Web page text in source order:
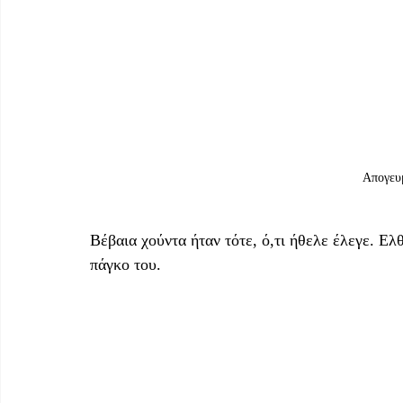
Βέβαια χούντα ήταν τότε, ό,τι ήθελε έλεγε.
πάγκο του.